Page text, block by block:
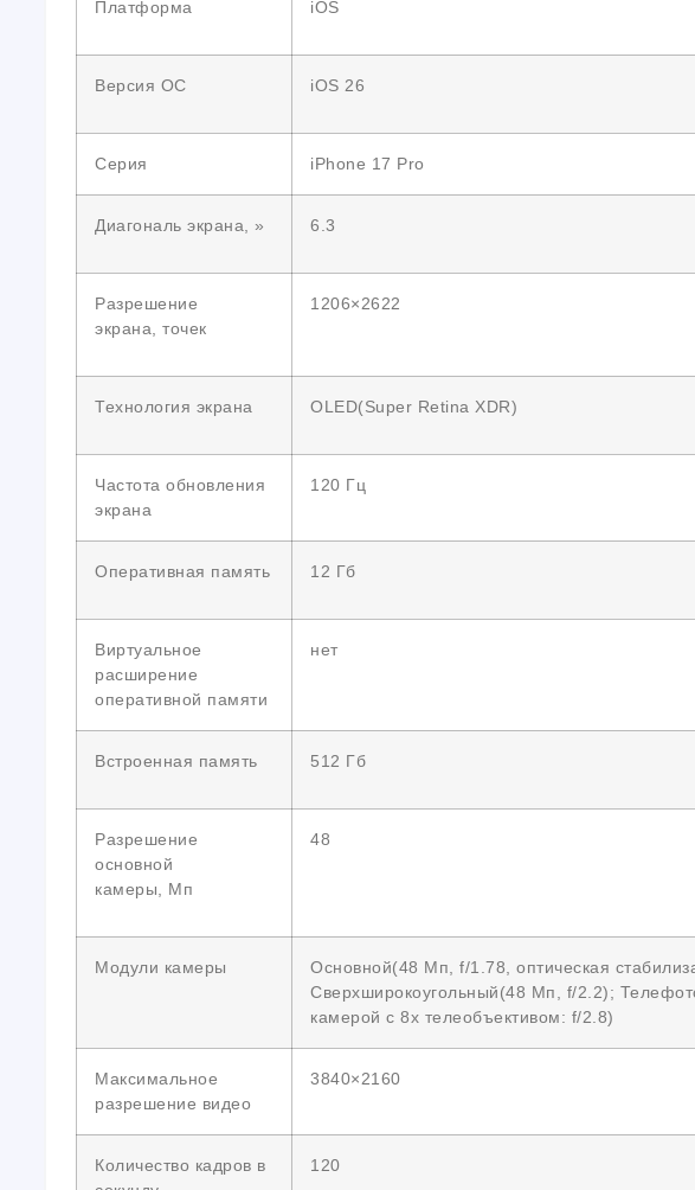
Платформа iOS
Версия ОС iOS 26
Серия iPhone 17 Pro
Диагональ экрана, » 6.3
Разрешение
экрана, точек
1206×2622
Технология экрана OLED(Super Retina XDR)
Частота обновления
экрана
120 Гц
Оперативная память 12 Гб
Виртуальное
расширение
оперативной памяти
нет
Встроенная память 512 Гб
Разрешение
основной
камеры, Мп
48
Модули камеры
Основной(48 Мп, f/1.78, оптическая
Сверхширокоугольный(48 Мп, f/2.2);
камерой с 8x телеобъективом: f/2.8)
Максимальное
разрешение видео
3840×2160
Количество кадров в
120